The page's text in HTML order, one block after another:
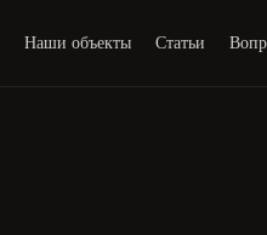
Наши объекты Статьи